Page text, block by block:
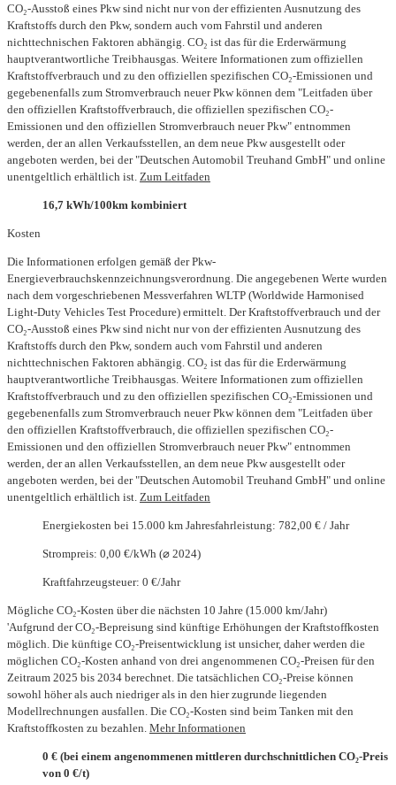
CO₂-Ausstoß eines Pkw sind nicht nur von der effizienten Ausnutzung des
Kraftstoffs durch den Pkw, sondern auch vom Fahrstil und anderen
nichttechnischen Faktoren abhängig. CO₂ ist das für die Erderwärmung
hauptverantwortliche Treibhausgas. Weitere Informationen zum offiziellen
Kraftstoffverbrauch und zu den offiziellen spezifischen CO₂-Emissionen und
gegebenenfalls zum Stromverbrauch neuer Pkw können dem "Leitfaden über
den offiziellen Kraftstoffverbrauch, die offiziellen spezifischen CO₂-
Emissionen und den offiziellen Stromverbrauch neuer Pkw" entnommen
werden, der an allen Verkaufsstellen, an dem neue Pkw ausgestellt oder
angeboten werden, bei der "Deutschen Automobil Treuhand GmbH" und online
unentgeltlich erhältlich ist. Zum Leitfaden
16,7 kWh/100km kombiniert
Kosten
Die Informationen erfolgen gemäß der Pkw-
Energieverbrauchskennzeichnungsverordnung. Die angegebenen Werte wurden
nach dem vorgeschriebenen Messverfahren WLTP (Worldwide Harmonised
Light-Duty Vehicles Test Procedure) ermittelt. Der Kraftstoffverbrauch und der
CO₂-Ausstoß eines Pkw sind nicht nur von der effizienten Ausnutzung des
Kraftstoffs durch den Pkw, sondern auch vom Fahrstil und anderen
nichttechnischen Faktoren abhängig. CO₂ ist das für die Erderwärmung
hauptverantwortliche Treibhausgas. Weitere Informationen zum offiziellen
Kraftstoffverbrauch und zu den offiziellen spezifischen CO₂-Emissionen und
gegebenenfalls zum Stromverbrauch neuer Pkw können dem "Leitfaden über
den offiziellen Kraftstoffverbrauch, die offiziellen spezifischen CO₂-
Emissionen und den offiziellen Stromverbrauch neuer Pkw" entnommen
werden, der an allen Verkaufsstellen, an dem neue Pkw ausgestellt oder
angeboten werden, bei der "Deutschen Automobil Treuhand GmbH" und online
unentgeltlich erhältlich ist. Zum Leitfaden
Energiekosten bei 15.000 km Jahresfahrleistung: 782,00 € / Jahr
Strompreis: 0,00 €/kWh (⌀ 2024)
Kraftfahrzeugsteuer: 0 €/Jahr
Mögliche CO₂-Kosten über die nächsten 10 Jahre (15.000 km/Jahr)
'Aufgrund der CO₂-Bepreisung sind künftige Erhöhungen der Kraftstoffkosten
möglich. Die künftige CO₂-Preisentwicklung ist unsicher, daher werden die
möglichen CO₂-Kosten anhand von drei angenommenen CO₂-Preisen für den
Zeitraum 2025 bis 2034 berechnet. Die tatsächlichen CO₂-Preise können
sowohl höher als auch niedriger als in den hier zugrunde liegenden
Modellrechnungen ausfallen. Die CO₂-Kosten sind beim Tanken mit den
Kraftstoffkosten zu bezahlen. Mehr Informationen
0 € (bei einem angenommenen mittleren durchschnittlichen CO₂-Preis
von 0 €/t)